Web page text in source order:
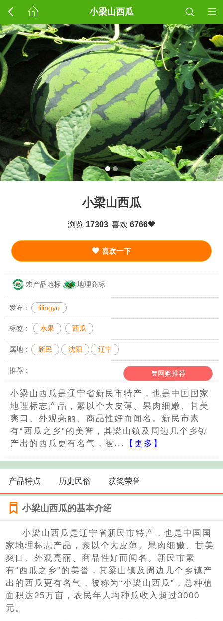
小梁山西瓜
小梁山西瓜
浏览 17303.喜欢 6766
喜欢一下
农产品地标 地理商标
发布： lilingyu
标签： 水果 西瓜
属地： 新民 沈阳 辽宁
推荐： 网购推荐
小梁山西瓜是辽宁省新民市特产，也是中国国家
地理标志产品，素以个大皮薄、果肉细嫩、甘美
爽口、外观亮丽、商品性好而闻名。新民市素
有“西瓜之乡”的美誉，其梁山镇及周边几个乡镇
产出的西瓜更有名气，被...
【更多】
产品特点 历史民俗 获奖荣誉
小梁山西瓜的基本介绍
小梁山西瓜是辽宁省新民市特产，也是中国国
家地理标志产品，素以个大皮薄、果肉细嫩、甘美
爽口、外观亮丽、商品性好而闻名。新民市素
有“西瓜之乡”的美誉，其梁山镇及周边几个乡镇产
出的西瓜更有名气，被称为“小梁山西瓜”，总种植
面积达25万亩，农民年人均种瓜收入超过3000
元。